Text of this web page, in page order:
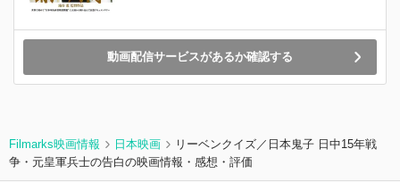
動画配信サービスがあるか確認する
Filmarks映画情報 日本映画
リーベンクイズ／日本鬼子 日中15年戦
争・元皇軍兵士の告白の映画情報・感想・評価